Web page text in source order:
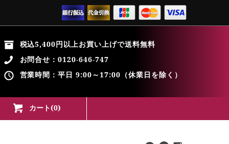
税込5,400円以上お買い上げで送料無料
お問合せ：0120-646-747
営業時間：平日 9:00～17:00（休業日を除く）
カート(0)